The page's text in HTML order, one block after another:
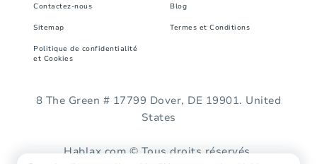
Contactez-nous Blog
Sitemap Termes et Conditions
Politique de confidentialité
et Cookies
8 The Green # 17799 Dover, DE 19901. United
States
Hablax.com © Tous droits réservés.